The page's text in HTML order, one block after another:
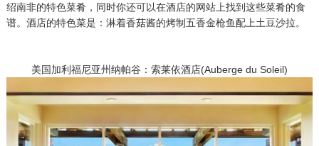
绍南非的特色菜肴，同时你还可以在酒店的网站上找到这些菜肴的食
谱。酒店的特色菜是：淋着香菇酱的烤制五香金枪鱼配上土豆沙拉。
美国加利福尼亚州纳帕谷：索莱依酒店(Auberge du Soleil)